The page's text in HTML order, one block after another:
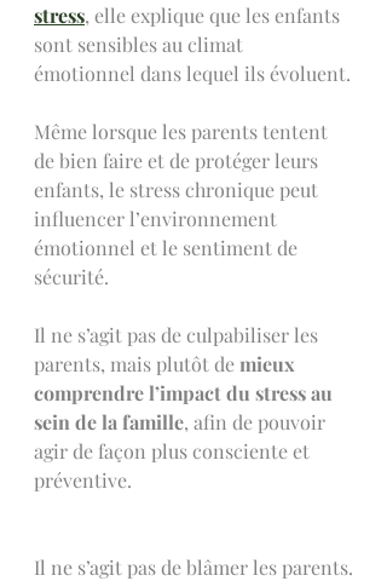
stress, elle explique que les enfants
sont sensibles au climat
émotionnel dans lequel ils évoluent.
Même lorsque les parents tentent
de bien faire et de protéger leurs
enfants, le stress chronique peut
influencer l’environnement
émotionnel et le sentiment de
sécurité.
Il ne s’agit pas de culpabiliser les
parents, mais plutôt de mieux
comprendre l’impact du stress au
sein de la famille, afin de pouvoir
agir de façon plus consciente et
préventive.
Il ne s’agit pas de blâmer les parents.